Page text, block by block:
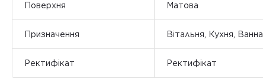
Поверхня Матова
Призначення Вітальня, Кухня, Ванна
Ректифікат Ректифікат